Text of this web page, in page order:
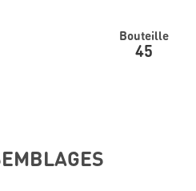
Bouteille
45